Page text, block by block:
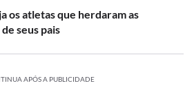
os atletas que herdaram as
seus pais
APÓS A PUBLICIDADE